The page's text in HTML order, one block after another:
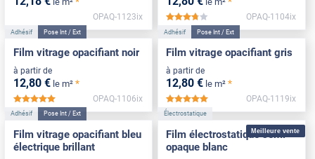
OPAQ-1123ix
*****
OPAQ-1104ix
Adhésif Pose Int / Ext
Film vitrage opacifiant noir
à partir de
12,80 € le m² *
*****
OPAQ-1106ix
Adhésif Pose Int / Ext
Film vitrage opacifiant gris
à partir de
12,80 € le m² *
OPAQ-1119ix
Adhésif Pose Int / Ext
Film vitrage opacifiant bleu
électrique brillant
Meilleure vente
Électrostatique
Film électrostatique semi-
opaque blanc